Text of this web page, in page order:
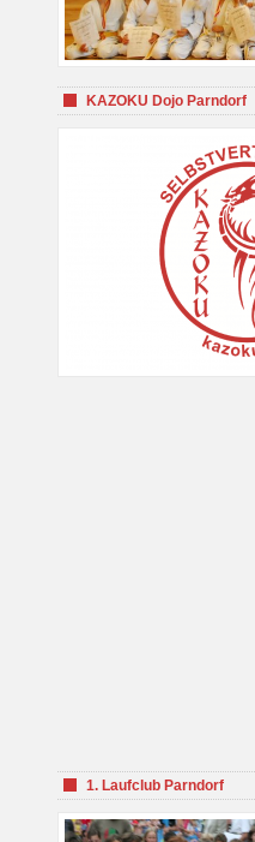
KAZOKU Dojo Parndorf
1. Laufclub Parndorf